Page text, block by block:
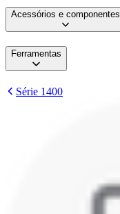
Acessórios e componentes
Ferramentas
Série 1400